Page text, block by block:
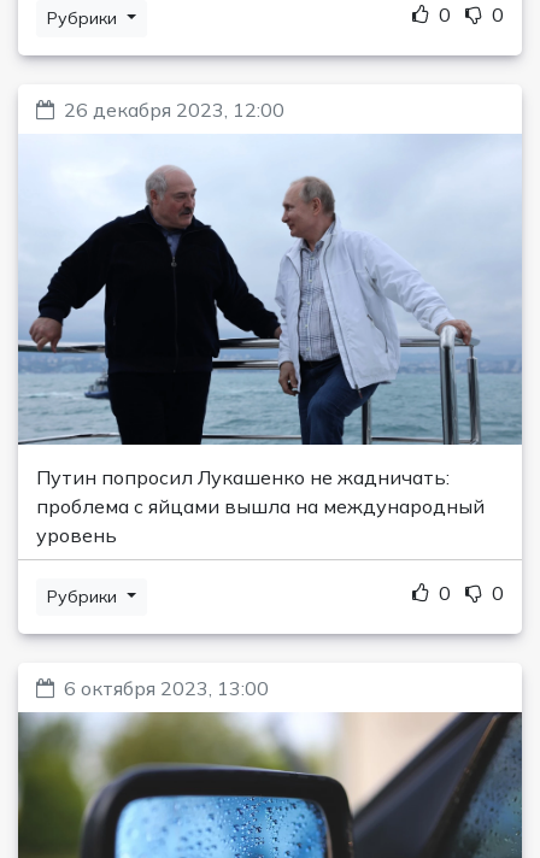
Рубрики 0 0
26 декабря 2023, 12:00
Путин попросил Лукашенко не жадничать:
проблема с яйцами вышла на международный
уровень
Рубрики 0 0
6 октября 2023, 13:00